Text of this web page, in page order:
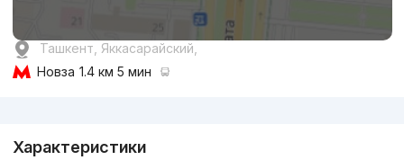
Ташкент, Яккасарайский,
Новза 1.4 км 5 мин
Характеристики